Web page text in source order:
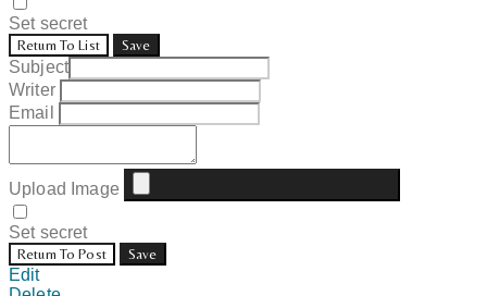
Set secret
Return To List Save
Subject
Writer
Email
Upload Image
Set secret
Return To Post Save
Edit